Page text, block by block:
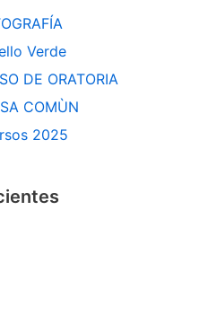
Verde
DE ORATORIA
COMÙN
2025